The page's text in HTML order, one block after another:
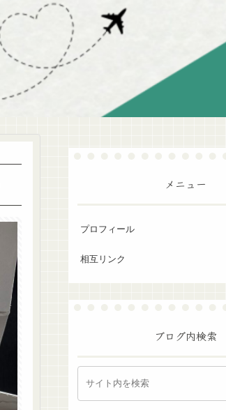
メニュー
プロフィール
相互リンク
ブログ内検索